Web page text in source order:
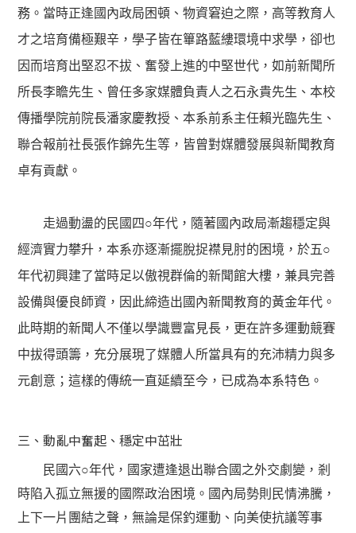
務。當時正逢國內政局困頓、物資窘迫之際，高等教育人
才之培育備極艱辛，學子皆在篳路藍縷環境中求學，卻也
因而培育出堅忍不拔、奮發上進的中堅世代，如前新聞所
所長李瞻先生、曾任多家媒體負責人之石永貴先生、本校
傳播學院前院長潘家慶教授、本系前系主任賴光臨先生、
聯合報前社長張作錦先生等，皆曾對媒體發展與新聞教育
卓有貢獻。
走過動盪的民國四○年代，隨著國內政局漸趨穩定與
經濟實力攀升，本系亦逐漸擺脫捉襟見肘的困境，於五○
年代初興建了當時足以傲視群倫的新聞館大樓，兼具完善
設備與優良師資，因此締造出國內新聞教育的黃金年代。
此時期的新聞人不僅以學識豐富見長，更在許多運動競賽
中拔得頭籌，充分展現了媒體人所當具有的充沛精力與多
元創意；這樣的傳統一直延續至今，已成為本系特色。
三、動亂中奮起、穩定中茁壯
民國六○年代，國家遭逢退出聯合國之外交劇變，剎
時陷入孤立無援的國際政治困境。國內局勢則民情沸騰，
上下一片團結之聲，無論是保釣運動、向美使抗議等事